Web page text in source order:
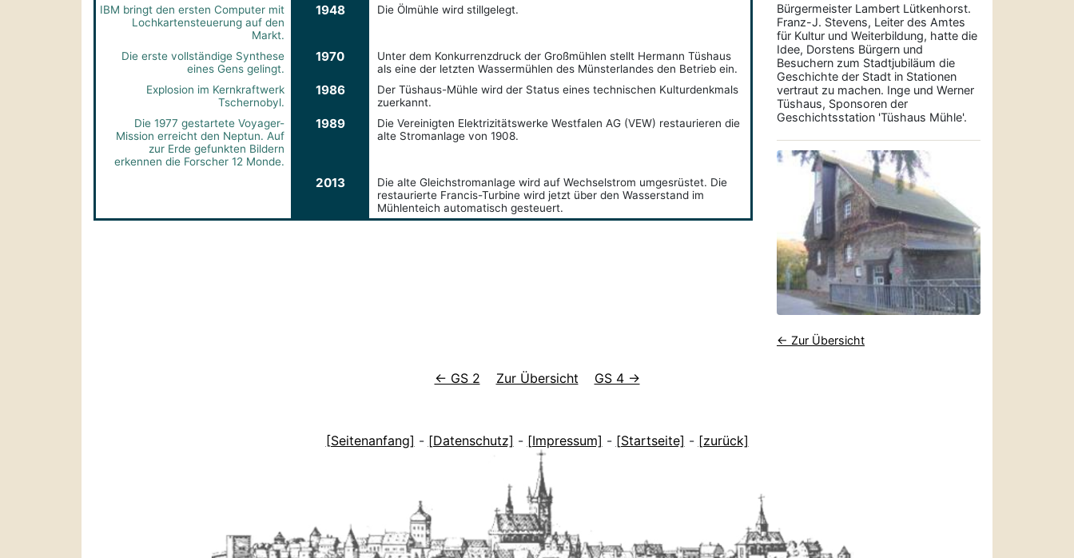
IBM bringt den ersten Computer mit
Lochkarten­steuerung auf den
Markt.
1948 Die Ölmühle wird stillgelegt.
Die erste vollständige Synthese
eines Gens gelingt.
1970
Unter dem Konkurrenzdruck der Großmühlen stellt Hermann Tüshaus
als eine der letzten Wassermühlen des Münsterlandes den Betrieb ein.
Explosion im Kernkraftwerk
Tschernobyl.
1986
Der Tüshaus-Mühle wird der Status eines technischen Kulturdenkmals
zuerkannt.
Die 1977 gestartete Voyager-
Mission erreicht den Neptun. Auf
zur Erde gefunkten Bildern
erkennen die Forscher 12 Monde.
1989
Die Vereinigten Elektrizitätswerke Westfalen AG (VEW) restaurieren die
alte Stromanlage von 1908.
2013
Die alte Gleichstromanlage wird auf Wechselstrom umgesrüstet. Die
restaurierte Francis-Turbine wird jetzt über den Wasserstand im
Mühlenteich automatisch gesteuert.
Bürgermeister Lambert Lütkenhorst.
Franz-J. Stevens, Leiter des Amtes
für Kultur und Weiterbildung, hatte die
Idee, Dorstens Bürgern und
Besuchern zum Stadtjubiläum die
Geschichte der Stadt in Stationen
vertraut zu machen. Inge und Werner
Tüshaus, Sponsoren der
Geschichtsstation 'Tüshaus Mühle'.
← Zur Übersicht
← GS 2 Zur Übersicht GS 4 →
[Seitenanfang] - [Datenschutz] - [Impressum] - [Startseite] - [zurück]